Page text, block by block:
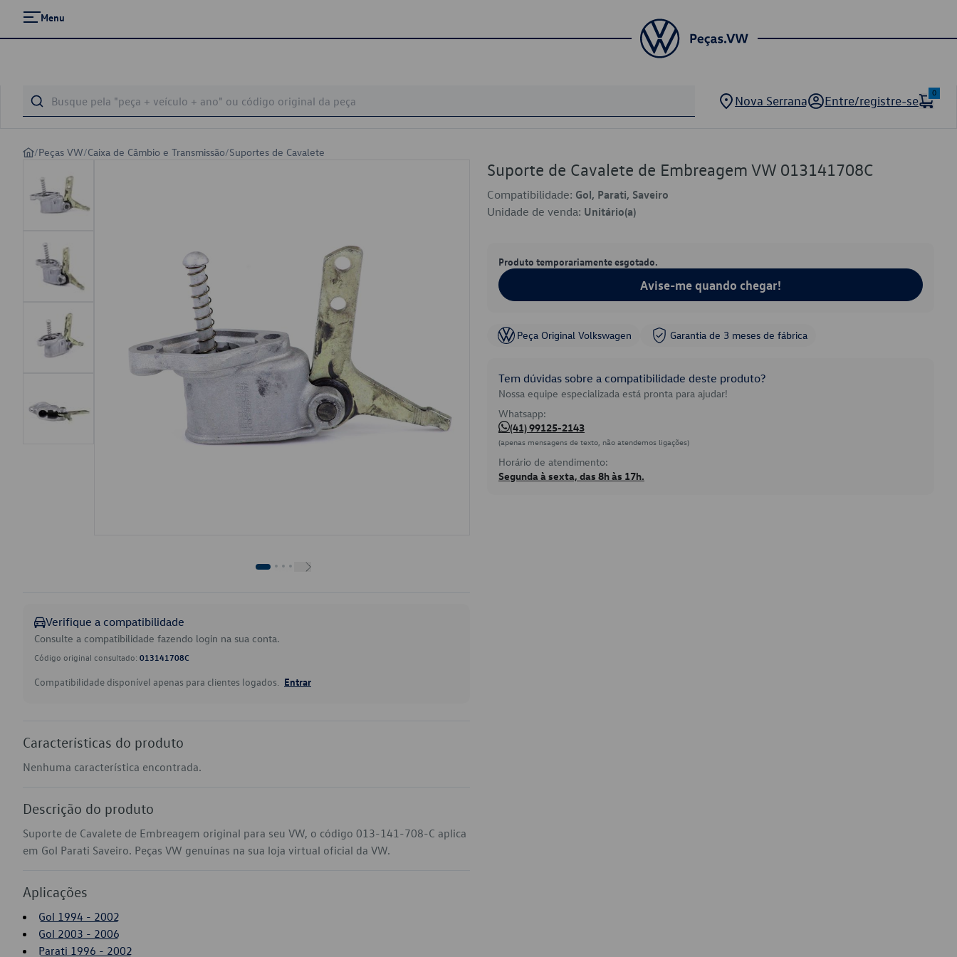
Menu
Nova Serrana Entre/registre-se
0
/Peças VW/Caixa de Câmbio e Transmissão/Suportes de Cavalete
Verifique a compatibilidade
Consulte a compatibilidade fazendo login na sua conta.
Código original consultado: 013141708C
Compatibilidade disponível apenas para clientes logados. Entrar
Características do produto
Nenhuma característica encontrada.
Descrição do produto
Suporte de Cavalete de Embreagem original para seu VW, o código 013-141-708-C aplica
em Gol Parati Saveiro. Peças VW genuínas na sua loja virtual oficial da VW.
Aplicações
Gol 1994 - 2002
Gol 2003 - 2006
Parati 1996 - 2002
Suporte de Cavalete de Embreagem VW 013141708C
Compatibilidade: Gol, Parati, Saveiro
Unidade de venda: Unitário(a)
Produto temporariamente esgotado.
Avise-me quando chegar!
Peça Original Volkswagen Garantia de 3 meses de fábrica
Tem dúvidas sobre a compatibilidade deste produto?
Nossa equipe especializada está pronta para ajudar!
Whatsapp:
(41) 99125-2143
(apenas mensagens de texto, não atendemos ligações)
Horário de atendimento:
Segunda à sexta, das 8h às 17h.